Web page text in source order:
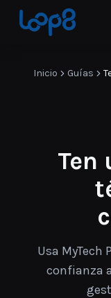
Inicio Guías
Ten
Usa MyTech
confianza